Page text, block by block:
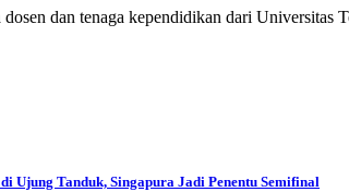
dosen dan tenaga kependidikan dari
Ujung Tanduk, Singapura Jadi Penentu Semifinal